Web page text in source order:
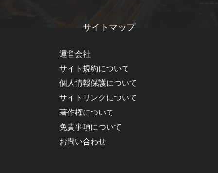
サイトマップ
運営会社
サイト規約について
個人情報保護について
サイトリンクについて
著作権について
免責事項について
お問い合わせ